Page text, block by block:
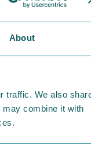
About
traffic. We also
combine it with
ーベの
と